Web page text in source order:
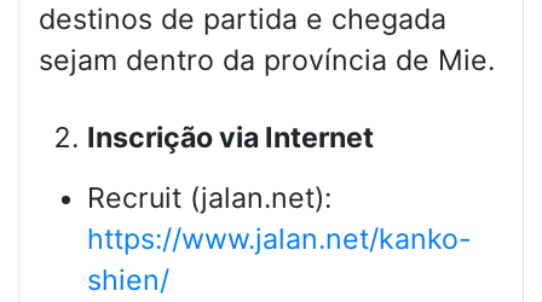
destinos de partida e chegada
sejam dentro da província de Mie.
Inscrição via Internet
Recruit (jalan.net):
https://www.jalan.net/kanko-
shien/